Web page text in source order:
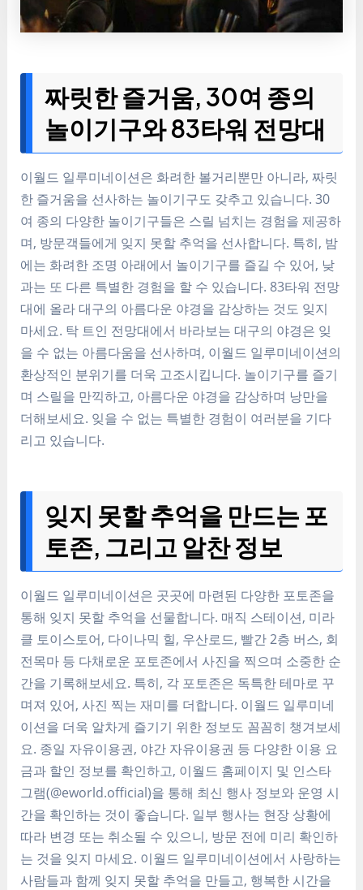
짜릿한 즐거움, 30여 종의
놀이기구와 83타워 전망대
이월드 일루미네이션은 화려한 볼거리뿐만 아니라, 짜릿
한 즐거움을 선사하는 놀이기구도 갖추고 있습니다. 30
여 종의 다양한 놀이기구들은 스릴 넘치는 경험을 제공하
며, 방문객들에게 잊지 못할 추억을 선사합니다. 특히, 밤
에는 화려한 조명 아래에서 놀이기구를 즐길 수 있어, 낮
과는 또 다른 특별한 경험을 할 수 있습니다. 83타워 전망
대에 올라 대구의 아름다운 야경을 감상하는 것도 잊지
마세요. 탁 트인 전망대에서 바라보는 대구의 야경은 잊
을 수 없는 아름다움을 선사하며, 이월드 일루미네이션의
환상적인 분위기를 더욱 고조시킵니다. 놀이기구를 즐기
며 스릴을 만끽하고, 아름다운 야경을 감상하며 낭만을
더해보세요. 잊을 수 없는 특별한 경험이 여러분을 기다
리고 있습니다.
잊지 못할 추억을 만드는 포
토존, 그리고 알찬 정보
이월드 일루미네이션은 곳곳에 마련된 다양한 포토존을
통해 잊지 못할 추억을 선물합니다. 매직 스테이션, 미라
클 토이스토어, 다이나믹 힐, 우산로드, 빨간 2층 버스, 회
전목마 등 다채로운 포토존에서 사진을 찍으며 소중한 순
간을 기록해보세요. 특히, 각 포토존은 독특한 테마로 꾸
며져 있어, 사진 찍는 재미를 더합니다. 이월드 일루미네
이션을 더욱 알차게 즐기기 위한 정보도 꼼꼼히 챙겨보세
요. 종일 자유이용권, 야간 자유이용권 등 다양한 이용 요
금과 할인 정보를 확인하고, 이월드 홈페이지 및 인스타
그램(@eworld.official)을 통해 최신 행사 정보와 운영 시
간을 확인하는 것이 좋습니다. 일부 행사는 현장 상황에
따라 변경 또는 취소될 수 있으니, 방문 전에 미리 확인하
는 것을 잊지 마세요. 이월드 일루미네이션에서 사랑하는
사람들과 함께 잊지 못할 추억을 만들고, 행복한 시간을